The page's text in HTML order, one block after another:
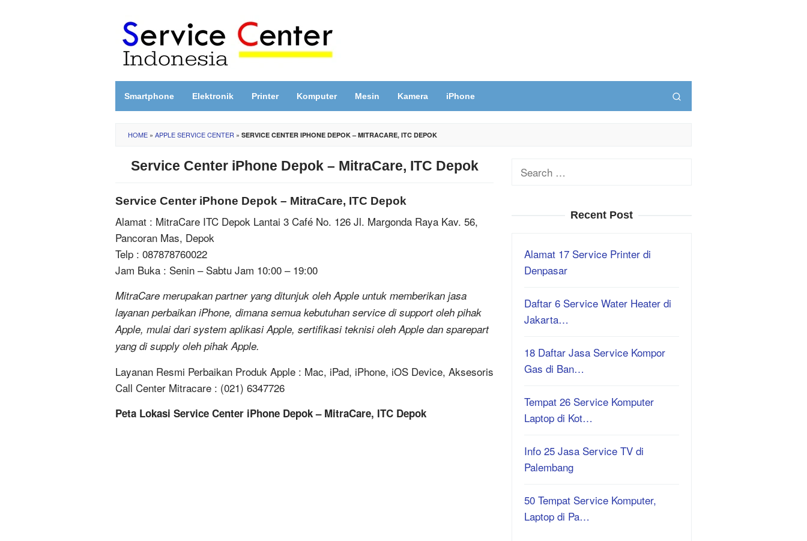
content
Smartphone Elektronik Printer Komputer Mesin Kamera iPhone
HOME » APPLE SERVICE CENTER » SERVICE CENTER IPHONE DEPOK – MITRACARE, ITC DEPOK
Service Center iPhone Depok – MitraCare, ITC Depok
Service Center iPhone Depok – MitraCare, ITC Depok
Alamat : MitraCare ITC Depok Lantai 3 Café No. 126 Jl. Margonda Raya Kav. 56,
Pancoran Mas, Depok
Telp : 087878760022
Jam Buka : Senin – Sabtu Jam 10:00 – 19:00
MitraCare merupakan partner yang ditunjuk oleh Apple untuk memberikan jasa
layanan perbaikan iPhone, dimana semua kebutuhan service di support oleh pihak
Apple, mulai dari system aplikasi Apple, sertifikasi teknisi oleh Apple dan sparepart
yang di supply oleh pihak Apple.
Layanan Resmi Perbaikan Produk Apple : Mac, iPad, iPhone, iOS Device, Aksesoris
Call Center Mitracare : (021) 6347726
Peta Lokasi Service Center iPhone Depok – MitraCare, ITC Depok
Search
Recent Post
Alamat 17 Service Printer di
Denpasar
Daftar 6 Service Water Heater di
Jakarta…
18 Daftar Jasa Service Kompor
Gas di Ban…
Tempat 26 Service Komputer
Laptop di Kot…
Info 25 Jasa Service TV di
Palembang
50 Tempat Service Komputer,
Laptop di Pa…